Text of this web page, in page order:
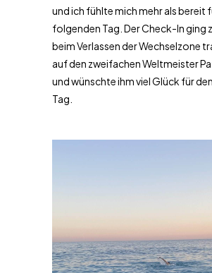
und ich fühlte mich mehr als bereit
folgenden Tag. Der Check-In ging
beim Verlassen der Wechselzone
auf den zweifachen Weltmeister
und wünschte ihm viel Glück für
Tag.